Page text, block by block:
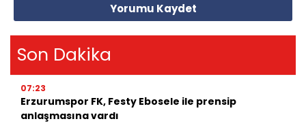
Yorumu Kaydet
Son Dakika
07:23
Erzurumspor FK, Festy Ebosele ile prensip
anlaşmasına vardı